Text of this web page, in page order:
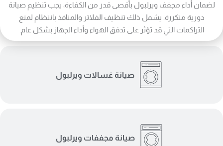
صيانة غسالات ويرلبول
صيانة مجففات ويرلبول
لضمان أداء مجفف ويرلبول بأقصى قدر من الكفاءة، يجب تنظيم صيانة
دورية متكررة. يشمل ذلك تنظيف الفلاتر والمنافذ بانتظام لمنع
التراكمات التي قد تؤثر على تدفق الهواء وأداء الجهاز بشكل عام.